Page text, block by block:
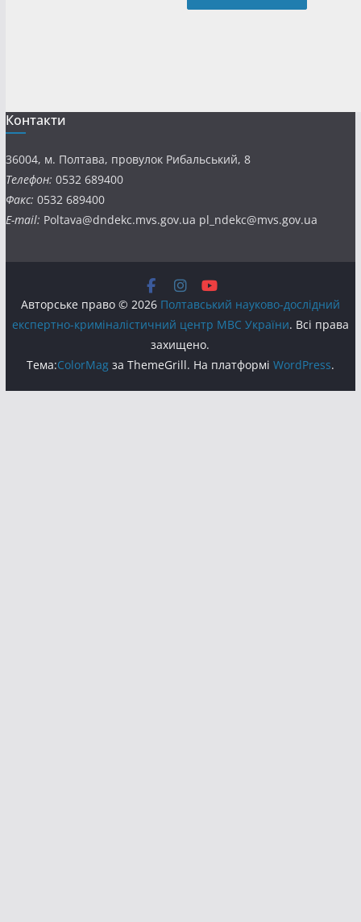
Контакти
36004, м. Полтава, провулок Рибальський, 8
Телефон: 0532 689400
Факс: 0532 689400
E-mail: Poltava@dndekc.mvs.gov.ua pl_ndekc@mvs.gov.ua
Авторське право © 2026 Полтавський науково-дослідний
експертно-криміналістичний центр МВС України. Всі права
захищено.
Тема:ColorMagза ThemeGrill. На платформі WordPress.